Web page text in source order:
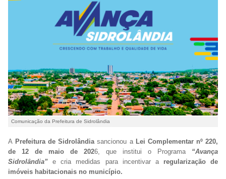
Comunicação da Prefeitura de Sidrolândia
A Prefeitura de Sidrolândiasancionou a Lei Complementar nº 220,
de 12 de maio de 2026, que institui o Programa “Avança
Sidrolândia” e cria medidas para incentivar a regularização de
imóveis habitacionais no município.